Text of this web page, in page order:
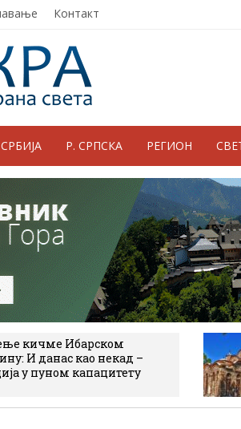
Контакт
СРБИЈА Р. СРПСКА РЕГИОН
кичме Ибарском
И данас као некад –
у пуном капацитету